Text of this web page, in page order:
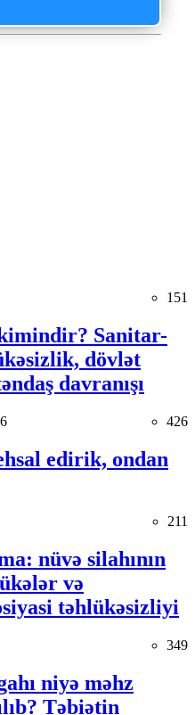
151
Sanitar-
dövlət
davranışı
426
edirik, ondan
211
nüvə silahının
və
təhlükəsizliyi
349
niyə məhz
Təbiətin